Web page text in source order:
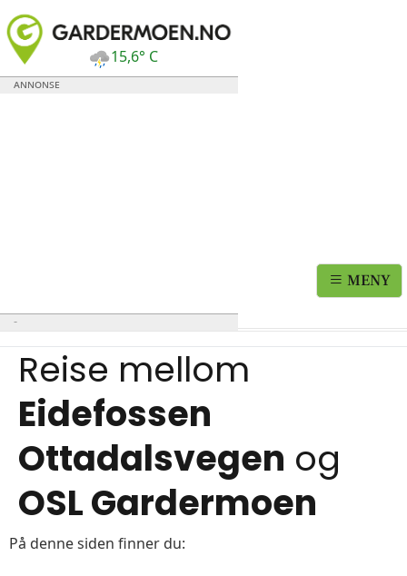
15,6° C
MENY
Reise mellom
Eidefossen
Ottadalsvegen og
OSL Gardermoen
På denne siden finner du: